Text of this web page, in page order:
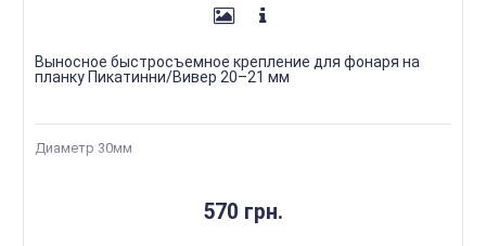
Выносное быстросъемное крепление для фонаря на
планку Пикатинни/Вивер 20–21 мм
Диаметр 30мм
570 грн.